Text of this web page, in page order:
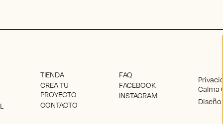
TIENDA
CREA TU
PROYECTO
CONTACTO
FAQ
FACEBOOK
INSTAGRAM
Calma